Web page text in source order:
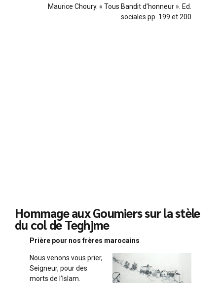
Maurice Choury. « Tous Bandit d’honneur ». Ed.
sociales pp. 199 et 200
Hommage aux Goumiers sur la stèle
du col de Teghjme
Prière pour nos frères marocains
Nous venons vous prier,
Seigneur, pour des
morts de l’Islam.